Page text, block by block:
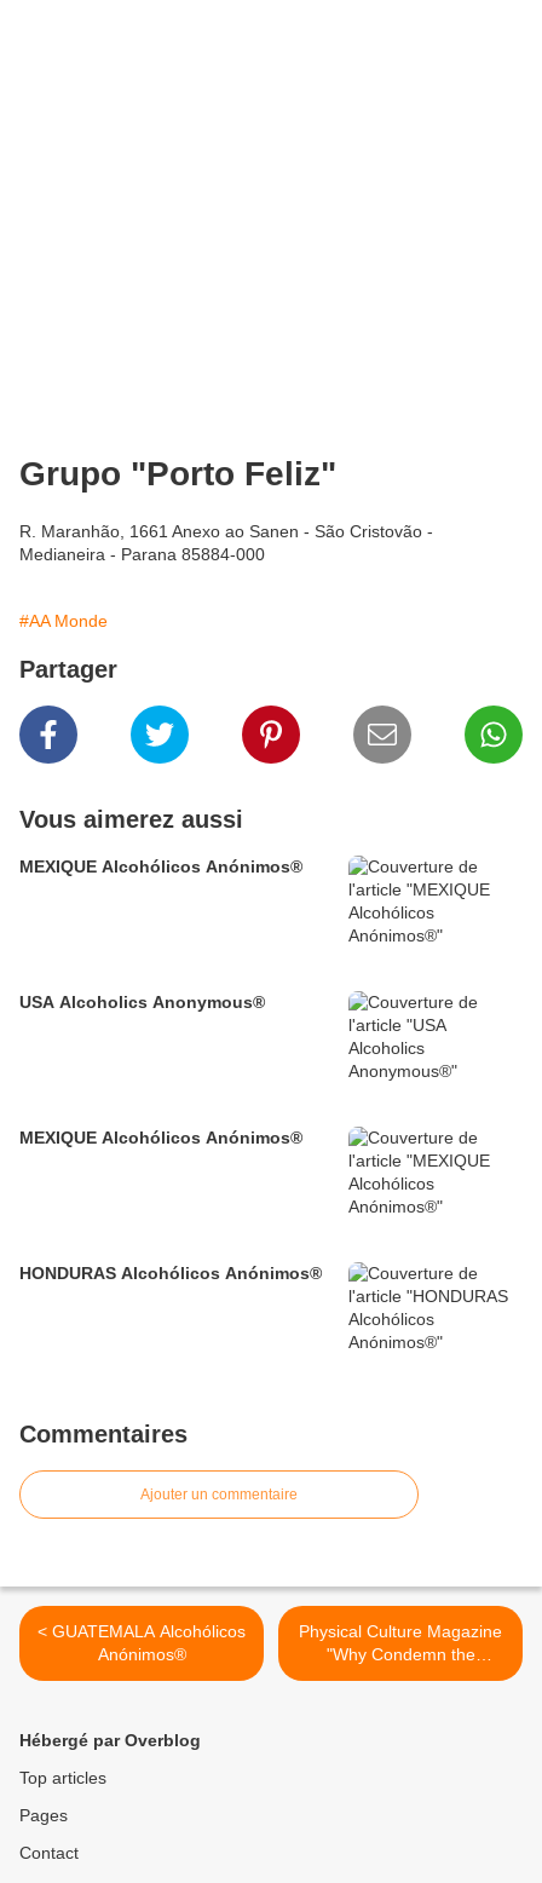
Grupo "Porto Feliz"
R. Maranhão, 1661 Anexo ao Sanen - São Cristovão -
Medianeira - Parana 85884-000
#AA Monde
Partager
Vous aimerez aussi
MEXIQUE Alcohólicos Anónimos®
USA Alcoholics Anonymous®
MEXIQUE Alcohólicos Anónimos®
HONDURAS Alcohólicos Anónimos®
Commentaires
Ajouter un commentaire
< GUATEMALA Alcohólicos
Anónimos®
Physical Culture Magazine
"Why Condemn the
Problem Drinker ?" >
Hébergé par Overblog
Top articles
Pages
Contact